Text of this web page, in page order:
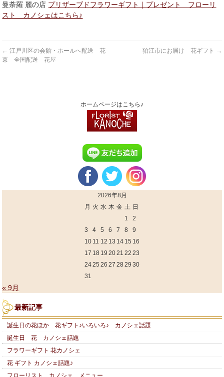
曼荼羅 麗の店 プリザーブドフラワーギフト｜プレゼント フローリ
スト カノシェはこちら♪
← 江戸川区の会館・ホールへ配送 花
束 全国配送 花屋
狛江市にお届け 花ギフト →
ホームページはこちら♪
2026年8月
月 火 水 木 金 土 日
1
2
3
4 5 6 7 8
9
10 11 12 13 14 15 16
17 18 19 2021 22 23
2425 26 27 28 29 30
31
« 9月
最新記事
誕生日の花ほか 花ギフト♪いろいろ♪ カノシェ話題
誕生日 花 カノシェ話題
フラワーギフト 花カノシェ
花 ギフト カノシェ話題♪